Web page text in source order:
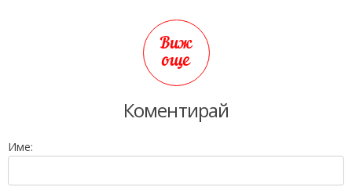
Виж
още
Коментирай
Име: